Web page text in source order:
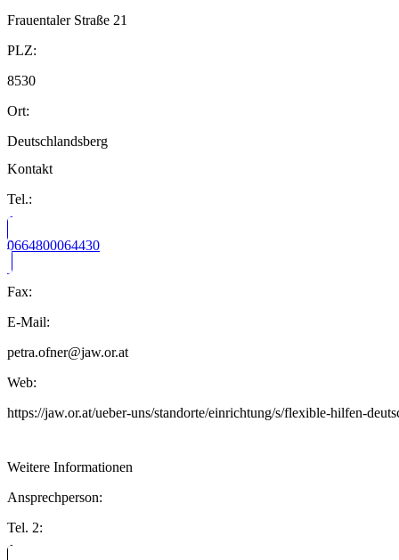
Frauentaler Straße 21
PLZ:
8530
Ort:
Deutschlandsberg
Kontakt
Tel.:
0664800064430
Fax:
E-Mail:
petra.ofner@jaw.or.at
Web:
https://jaw.or.at/ueber-uns/standorte/einrichtung/s/flexible-hilfen-
Weitere Informationen
Ansprechperson:
Tel. 2: